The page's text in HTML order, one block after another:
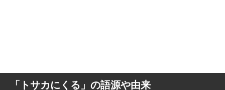
「トサカにくる」の語源や由来